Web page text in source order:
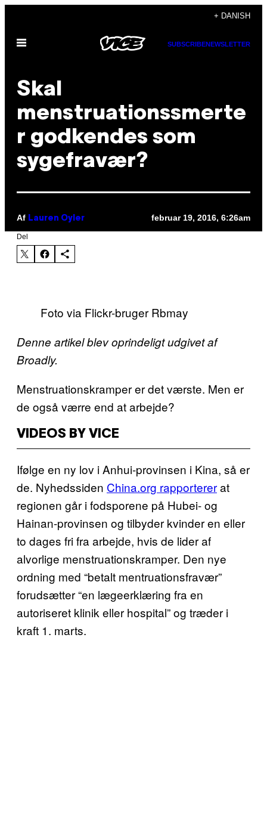
indhold
+ DANISH
Åbn
SUBSCRIBENEWSLETTER
Skal
menstruationssmerte
r godkendes som
sygefravær?
Af Lauren Oyler februar 19, 2016, 6:26am
Del
Foto via Flickr-bruger Rbmay
Denne artikel blev oprindeligt udgivet af
Broadly.
Menstruationskramper er det værste. Men er
de også værre end at arbejde?
VIDEOS BY VICE
Ifølge en ny lov i Anhui-provinsen i Kina, så er
de. Nyhedssiden China.org rapportererat
regionen går i fodsporene på Hubei- og
Hainan-provinsen og tilbyder kvinder en eller
to dages fri fra arbejde, hvis de lider af
alvorlige menstruationskramper. Den nye
ordning med “betalt mentruationsfravær”
forudsætter “en lægeerklæring fra en
autoriseret klinik eller hospital” og træder i
kraft 1. marts.